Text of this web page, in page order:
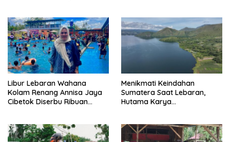
Libur Lebaran Wahana
Kolam Renang Annisa Jaya
Cibetok Diserbu Ribuan
Menikmati Keindahan
Sumatera Saat Lebaran,
Hutama Karya